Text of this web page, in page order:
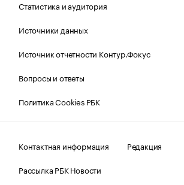
Статистика и аудитория
Источники данных
Источник отчетности Контур.Фокус
Вопросы и ответы
Политика Cookies РБК
Контактная информация
Редакция
Рассылка РБК Новости